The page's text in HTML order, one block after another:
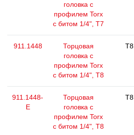
головка с
профилем Torx
с битом 1/4", T7
911.1448
Торцовая
головка с
профилем Torx
с битом 1/4", T8
T8
911.1448-
E
Торцовая
головка с
профилем Torx
с битом 1/4", T8
T8